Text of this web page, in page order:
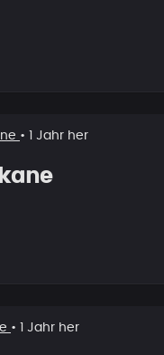
• 1 Jahr her
• 1 Jahr her